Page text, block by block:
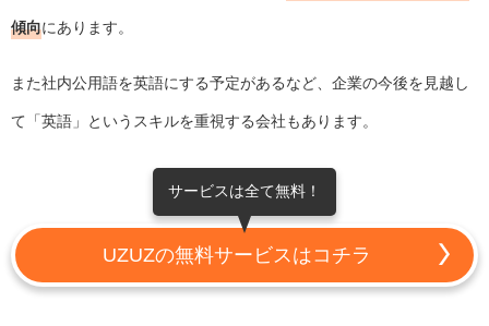
傾向にあります。
また社内公用語を英語にする予定があるなど、企業の今後を見越し
て「英語」というスキルを重視する会社もあります。
サービスは全て無料！
UZUZの無料サービスはコチラ